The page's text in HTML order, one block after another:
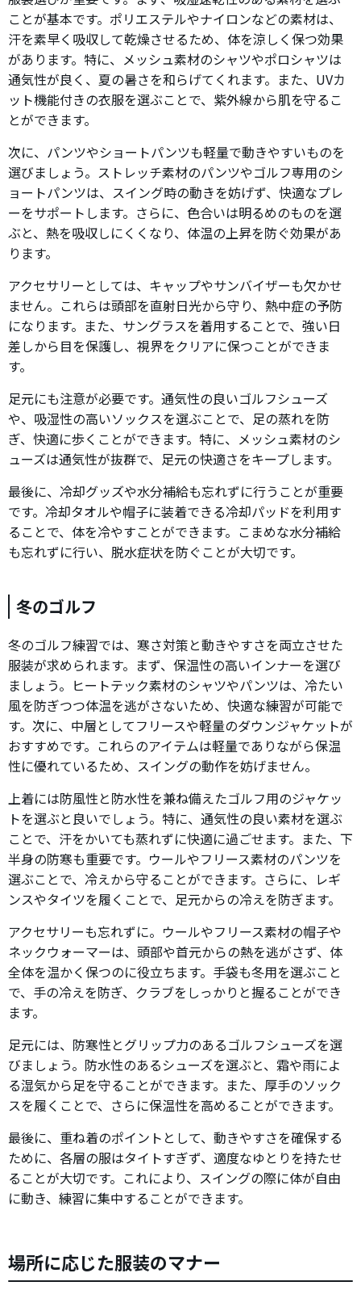
ことが基本です。ポリエステルやナイロンなどの素材は、
汗を素早く吸収して乾燥させるため、体を涼しく保つ効果
があります。特に、メッシュ素材のシャツやポロシャツは
通気性が良く、夏の暑さを和らげてくれます。また、UVカ
ット機能付きの衣服を選ぶことで、紫外線から肌を守るこ
とができます。
次に、パンツやショートパンツも軽量で動きやすいものを
選びましょう。ストレッチ素材のパンツやゴルフ専用のシ
ョートパンツは、スイング時の動きを妨げず、快適なプレ
ーをサポートします。さらに、色合いは明るめのものを選
ぶと、熱を吸収しにくくなり、体温の上昇を防ぐ効果があ
ります。
アクセサリーとしては、キャップやサンバイザーも欠かせ
ません。これらは頭部を直射日光から守り、熱中症の予防
になります。また、サングラスを着用することで、強い日
差しから目を保護し、視界をクリアに保つことができま
す。
足元にも注意が必要です。通気性の良いゴルフシューズ
や、吸湿性の高いソックスを選ぶことで、足の蒸れを防
ぎ、快適に歩くことができます。特に、メッシュ素材のシ
ューズは通気性が抜群で、足元の快適さをキープします。
最後に、冷却グッズや水分補給も忘れずに行うことが重要
です。冷却タオルや帽子に装着できる冷却パッドを利用す
ることで、体を冷やすことができます。こまめな水分補給
も忘れずに行い、脱水症状を防ぐことが大切です。
冬のゴルフ
冬のゴルフ練習では、寒さ対策と動きやすさを両立させた
服装が求められます。まず、保温性の高いインナーを選び
ましょう。ヒートテック素材のシャツやパンツは、冷たい
風を防ぎつつ体温を逃がさないため、快適な練習が可能で
す。次に、中層としてフリースや軽量のダウンジャケットが
おすすめです。これらのアイテムは軽量でありながら保温
性に優れているため、スイングの動作を妨げません。
上着には防風性と防水性を兼ね備えたゴルフ用のジャケッ
トを選ぶと良いでしょう。特に、通気性の良い素材を選ぶ
ことで、汗をかいても蒸れずに快適に過ごせます。また、下
半身の防寒も重要です。ウールやフリース素材のパンツを
選ぶことで、冷えから守ることができます。さらに、レギ
ンスやタイツを履くことで、足元からの冷えを防ぎます。
アクセサリーも忘れずに。ウールやフリース素材の帽子や
ネックウォーマーは、頭部や首元からの熱を逃がさず、体
全体を温かく保つのに役立ちます。手袋も冬用を選ぶこと
で、手の冷えを防ぎ、クラブをしっかりと握ることができ
ます。
足元には、防寒性とグリップ力のあるゴルフシューズを選
びましょう。防水性のあるシューズを選ぶと、霜や雨によ
る湿気から足を守ることができます。また、厚手のソック
スを履くことで、さらに保温性を高めることができます。
最後に、重ね着のポイントとして、動きやすさを確保する
ために、各層の服はタイトすぎず、適度なゆとりを持たせ
ることが大切です。これにより、スイングの際に体が自由
に動き、練習に集中することができます。
場所に応じた服装のマナー